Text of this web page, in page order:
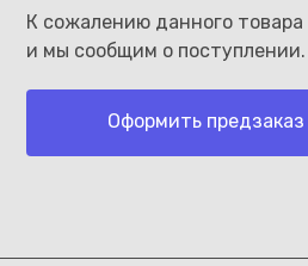
К сожалению данного
и мы сообщим о поступлении.
Оформить предзаказ